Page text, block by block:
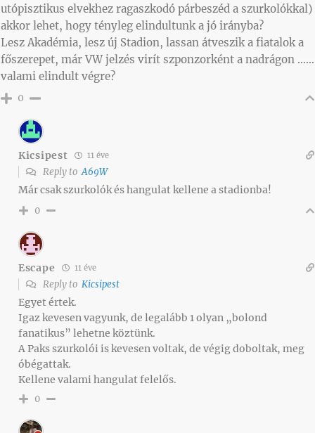
utópisztikus elvekhez ragaszkodó párbeszéd a szurkolókkal)
akkor lehet, hogy tényleg elindultunk a jó irányba?
Lesz Akadémia, lesz új Stadion, lassan átveszik a fiatalok a
főszerepet, már VW jelzés virít szponzorként a nadrágon ……
valami elindult végre?
0
Kicsipest 11 éve
Reply toA69W
Már csak szurkolók és hangulat kellene a stadionba!
0
Escape 11 éve
Reply to Kicsipest
Egyet értek.
Igaz kevesen vagyunk, de legalább 1 olyan „bolond
fanatikus” lehetne köztünk.
A Paks szurkolói is kevesen voltak, de végig doboltak, meg
óbégattak.
Kellene valami hangulat felelős.
0